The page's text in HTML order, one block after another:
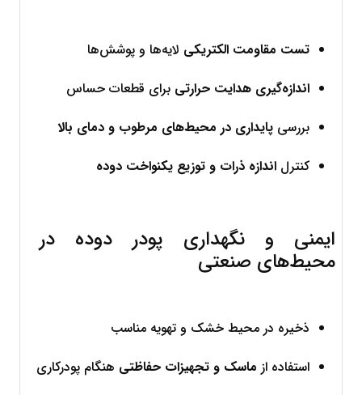
تست مقاومت الکتریکی لایه‌ها و پوشش‌ها
اندازه‌گیری هدایت حرارتی
برای قطعات حساس
بررسی پایداری در محیط‌های مرطوب و دمای بالا
کنترل اندازه ذرات و توزیع یکنواخت دوده
محیط‌های صنعتی
ذخیره در محیط خشک و تهویه مناسب
استفاده از ماسک و تجهیزات حفاظتی هنگام پودرکاری